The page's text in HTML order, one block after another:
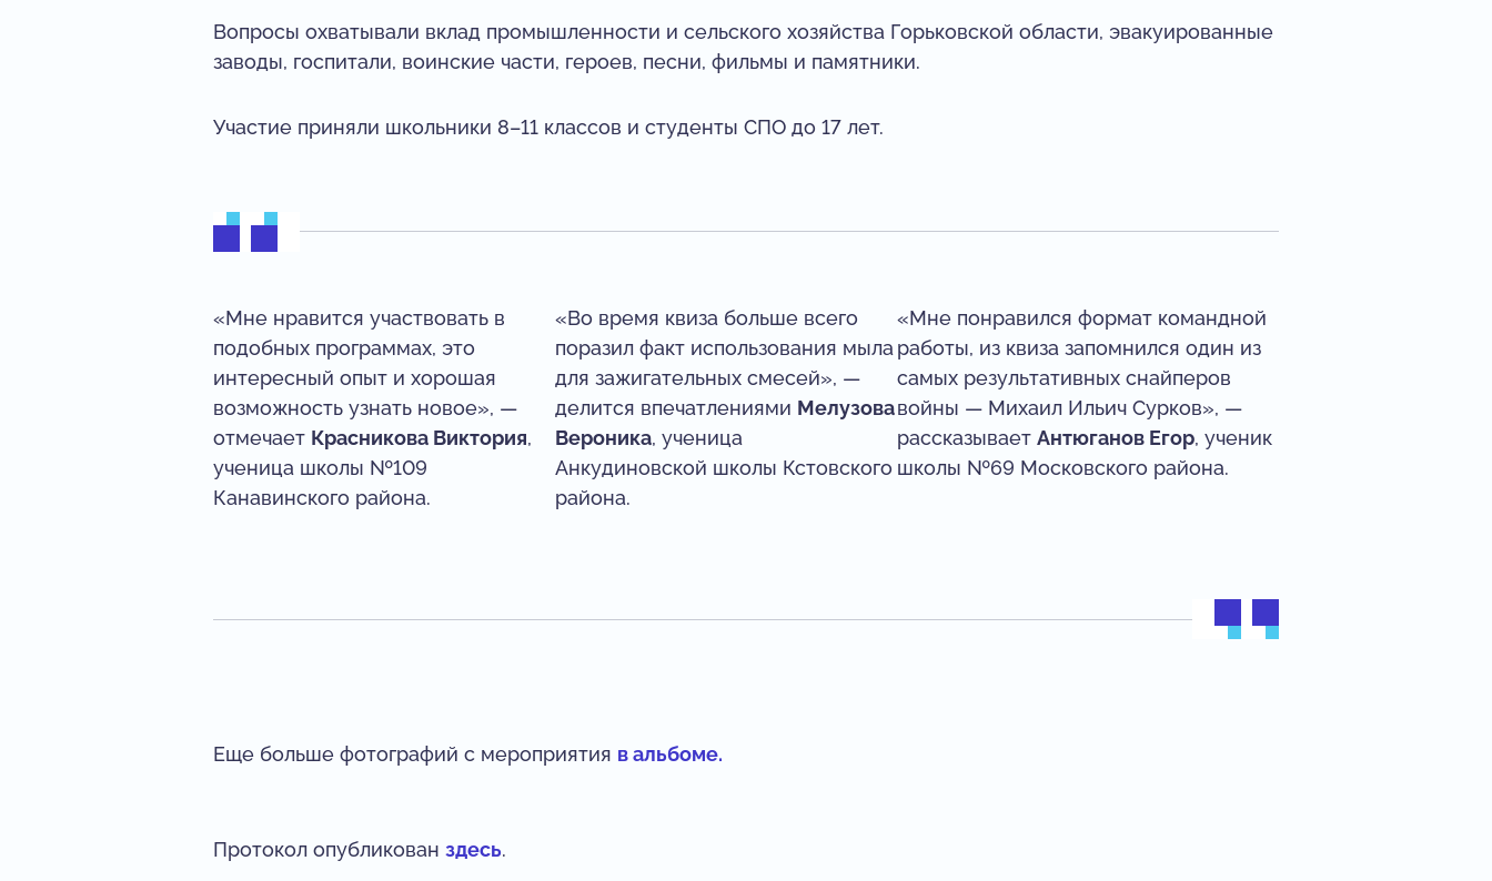
Вопросы охватывали вклад промышленности и сельского хозяйства Горьковской области, эвакуированные
заводы, госпитали, воинские части, героев, песни, фильмы и памятники.
Участие приняли школьники 8–11 классов и студенты СПО до 17 лет.
«Мне нравится участвовать в
подобных программах, это
интересный опыт и хорошая
возможность узнать новое», —
отмечает Красникова Виктория,
ученица школы №109
Канавинского района.
«Во время квиза больше всего
поразил факт использования мыла
для зажигательных смесей», —
делится впечатлениями Мелузова
Вероника, ученица
Анкудиновской школы Кстовского
района.
«Мне понравился формат командной
работы, из квиза запомнился один из
самых результативных снайперов
войны — Михаил Ильич Сурков», —
рассказывает Антюганов Егор, ученик
школы №69 Московского района.
Еще больше фотографий с мероприятия в альбоме.
Протокол опубликован здесь.